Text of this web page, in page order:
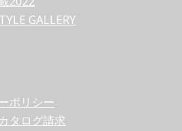
GALLERY
ポリシー
タログ請求